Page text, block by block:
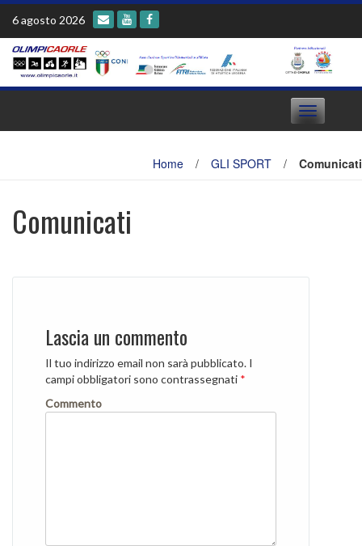
Skip
content
6 agosto 2026
Toggle
navigation
Home / GLI SPORT / Comunicati
Comunicati
Lascia un commento
Il tuo indirizzo email non sarà pubblicato. I
campi obbligatori sono contrassegnati *
Commento